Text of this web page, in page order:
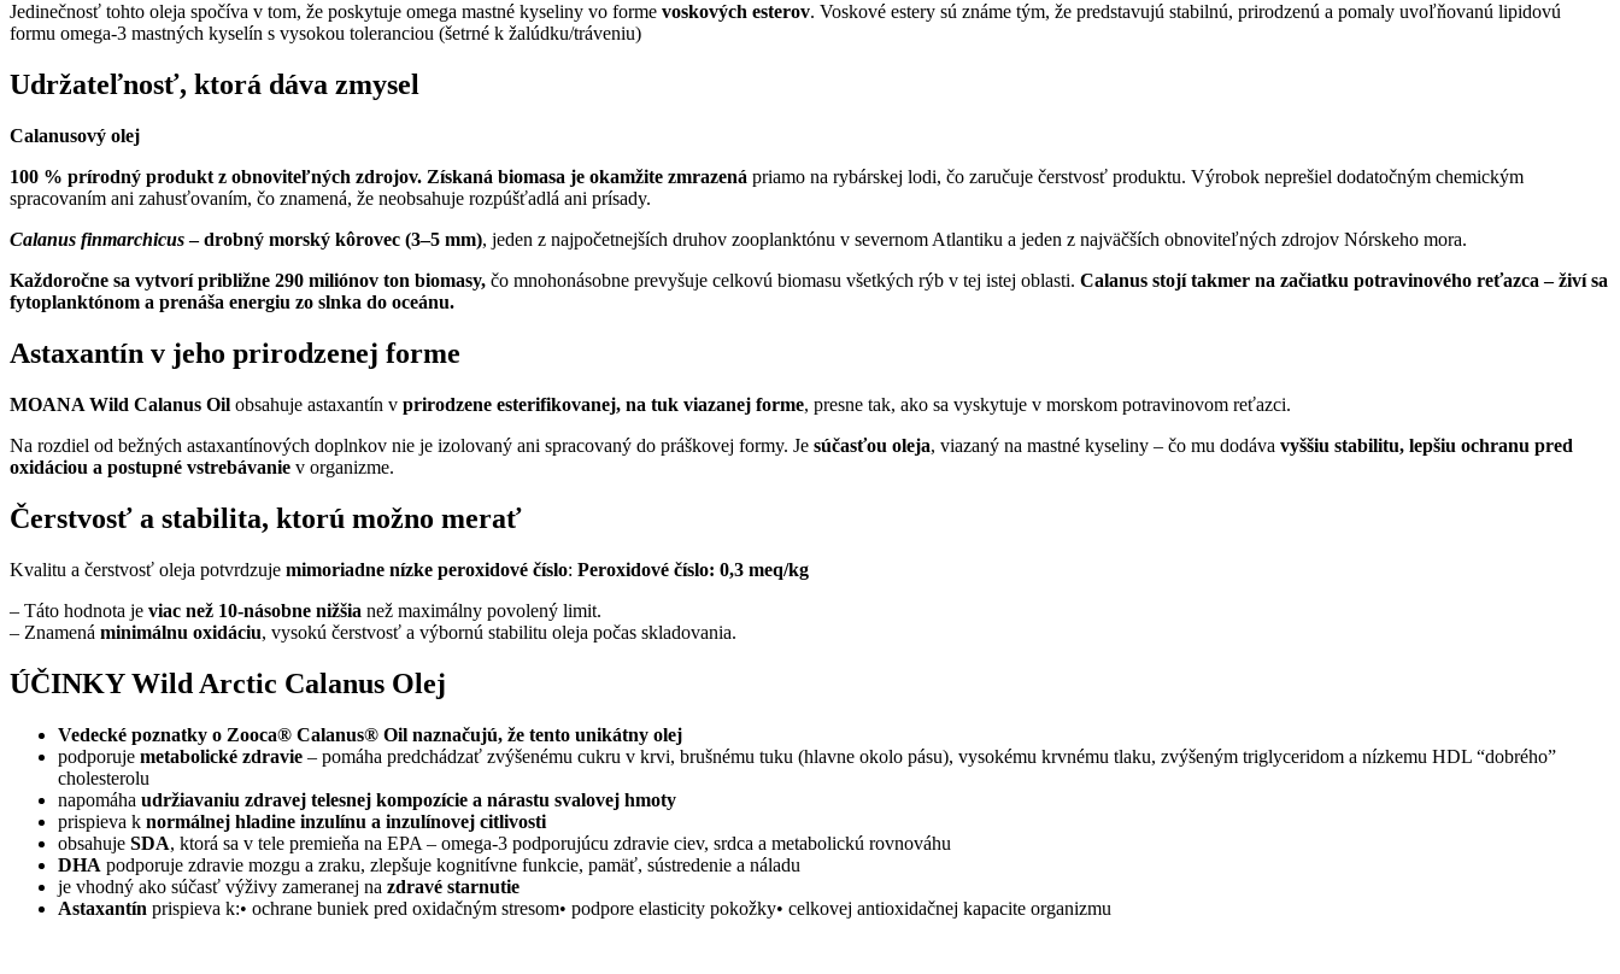
Jedinečnosť tohto oleja spočíva v tom, že poskytuje omega mastné kyseliny vo forme voskových esterov. Voskové estery sú známe tým, že predstavujú stabilnú, prirodzenú a pomaly uvoľňovanú lipidovú
formu omega-3 mastných kyselín s vysokou toleranciou (šetrné k žalúdku/tráveniu)
Udržateľnosť, ktorá dáva zmysel
Calanusový olej
100 % prírodný produkt z obnoviteľných zdrojov. Získaná biomasa je okamžite zmrazená priamo na rybárskej lodi, čo zaručuje čerstvosť produktu. Výrobok neprešiel dodatočným chemickým
spracovaním ani zahusťovaním, čo znamená, že neobsahuje rozpúšťadlá ani prísady.
Calanus finmarchicus– drobný morský kôrovec (3–5 mm), jeden z najpočetnejších druhov zooplanktónu v severnom Atlantiku a jeden z najväčších obnoviteľných zdrojov Nórskeho mora.
Každoročne sa vytvorí približne 290 miliónov ton biomasy, čo mnohonásobne prevyšuje celkovú biomasu všetkých rýb v tej istej oblasti. Calanus stojí takmer na začiatku potravinového reťazca – živí sa
fytoplanktónom a prenáša energiu zo slnka do oceánu.
Astaxantín v jeho prirodzenej forme
MOANA Wild Calanus Oil obsahuje astaxantín v prirodzene esterifikovanej, na tuk viazanej forme, presne tak, ako sa vyskytuje v morskom potravinovom reťazci.
Na rozdiel od bežných astaxantínových doplnkov nie je izolovaný ani spracovaný do práškovej formy. Je súčasťou oleja, viazaný na mastné kyseliny – čo mu dodáva vyššiu stabilitu, lepšiu ochranu pred
oxidáciou a postupné vstrebávanie v organizme.
Čerstvosť a stabilita, ktorú možno merať
Kvalitu a čerstvosť oleja potvrdzuje mimoriadne nízke peroxidové číslo: Peroxidové číslo: 0,3 meq/kg
– Táto hodnota je viac než 10-násobne nižšia než maximálny povolený limit.
– Znamená minimálnu oxidáciu, vysokú čerstvosť a výbornú stabilitu oleja počas skladovania.
ÚČINKY Wild Arctic Calanus Olej
Vedecké poznatky o Zooca® Calanus® Oil naznačujú, že tento unikátny olej
podporuje metabolické zdravie – pomáha predchádzať zvýšenému cukru v krvi, brušnému tuku (hlavne okolo pásu), vysokému krvnému tlaku, zvýšeným triglyceridom a nízkemu HDL “dobrého”
cholesterolu
napomáha udržiavaniu zdravej telesnej kompozície a nárastu svalovej hmoty
prispieva k normálnej hladine inzulínu a inzulínovej citlivosti
obsahuje SDA, ktorá sa v tele premieňa na EPA – omega-3 podporujúcu zdravie ciev, srdca a metabolickú rovnováhu
DHA podporuje zdravie mozgu a zraku, zlepšuje kognitívne funkcie, pamäť, sústredenie a náladu
je vhodný ako súčasť výživy zameranej na zdravé starnutie
Astaxantín prispieva k:• ochrane buniek pred oxidačným stresom• podpore elasticity pokožky• celkovej antioxidačnej kapacite organizmu